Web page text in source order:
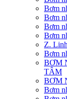
Bơm
Bơm
Bơm
Bơm
Z.
Bơm
BƠM
TÂM
BƠM
Bơm